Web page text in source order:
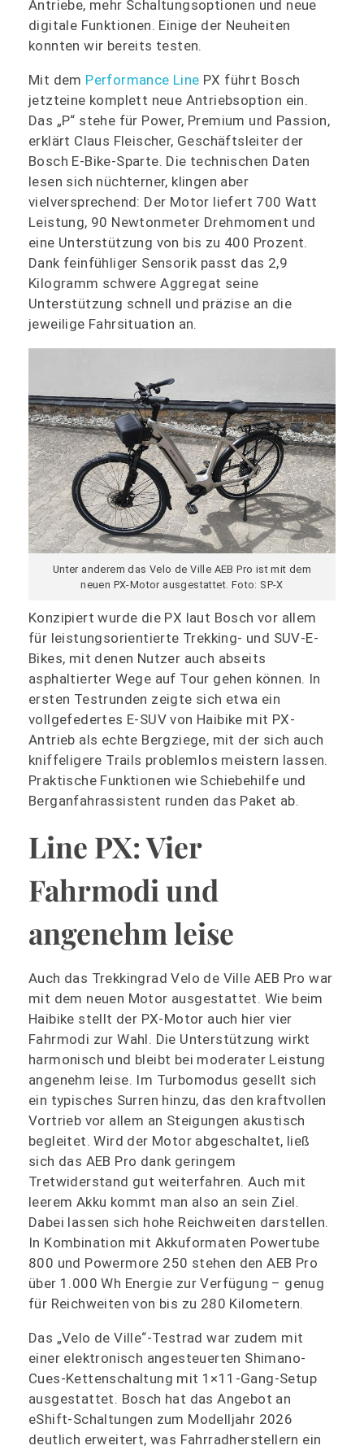
Antriebe, mehr Schaltungsoptionen und neue
digitale Funktionen. Einige der Neuheiten
konnten wir bereits testen.
Mit dem Performance Line PX führt Bosch
jetzteine komplett neue Antriebsoption ein.
Das „P“ stehe für Power, Premium und Passion,
erklärt Claus Fleischer, Geschäftsleiter der
Bosch E-Bike-Sparte. Die technischen Daten
lesen sich nüchterner, klingen aber
vielversprechend: Der Motor liefert 700 Watt
Leistung, 90 Newtonmeter Drehmoment und
eine Unterstützung von bis zu 400 Prozent.
Dank feinfühliger Sensorik passt das 2,9
Kilogramm schwere Aggregat seine
Unterstützung schnell und präzise an die
jeweilige Fahrsituation an.
Unter anderem das Velo de Ville AEB Pro ist mit dem
neuen PX-Motor ausgestattet. Foto: SP-X
Konzipiert wurde die PX laut Bosch vor allem
für leistungsorientierte Trekking- und SUV-E-
Bikes, mit denen Nutzer auch abseits
asphaltierter Wege auf Tour gehen können. In
ersten Testrunden zeigte sich etwa ein
vollgefedertes E-SUV von Haibike mit PX-
Antrieb als echte Bergziege, mit der sich auch
kniffeligere Trails problemlos meistern lassen.
Praktische Funktionen wie Schiebehilfe und
Berganfahrassistent runden das Paket ab.
Line PX: Vier
Fahrmodi und
angenehm leise
Auch das Trekkingrad Velo de Ville AEB Pro war
mit dem neuen Motor ausgestattet. Wie beim
Haibike stellt der PX-Motor auch hier vier
Fahrmodi zur Wahl. Die Unterstützung wirkt
harmonisch und bleibt bei moderater Leistung
angenehm leise. Im Turbomodus gesellt sich
ein typisches Surren hinzu, das den kraftvollen
Vortrieb vor allem an Steigungen akustisch
begleitet. Wird der Motor abgeschaltet, ließ
sich das AEB Pro dank geringem
Tretwiderstand gut weiterfahren. Auch mit
leerem Akku kommt man also an sein Ziel.
Dabei lassen sich hohe Reichweiten darstellen.
In Kombination mit Akkuformaten Powertube
800 und Powermore 250 stehen den AEB Pro
über 1.000 Wh Energie zur Verfügung – genug
für Reichweiten von bis zu 280 Kilometern.
Das „Velo de Ville“-Testrad war zudem mit
einer elektronisch angesteuerten Shimano-
Cues-Kettenschaltung mit 1×11-Gang-Setup
ausgestattet. Bosch hat das Angebot an
eShift-Schaltungen zum Modelljahr 2026
deutlich erweitert, was Fahrradherstellern ein